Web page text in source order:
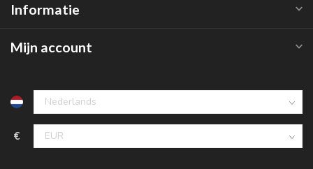
Informatie
Mijn account
€